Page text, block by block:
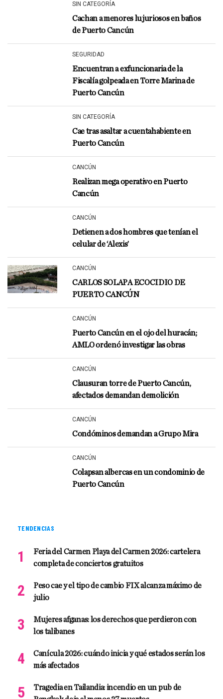
SIN CATEGORÍA
Cachan a menores lujuriosos en baños
de Puerto Cancún
SEGURIDAD
Encuentran a exfuncionaria de la
Fiscalía golpeada en Torre Marina de
Puerto Cancún
SIN CATEGORÍA
Cae tras asaltar a cuentahabiente en
Puerto Cancún
CANCÚN
Realizan mega operativo en Puerto
Cancún
CANCÚN
Detienen a dos hombres que tenían el
celular de ‘Alexis’
CANCÚN
CARLOS SOLAPA ECOCIDIO DE
PUERTO CANCÚN
CANCÚN
Puerto Cancún en el ojo del huracán;
AMLO ordenó investigar las obras
CANCÚN
Clausuran torre de Puerto Cancún,
afectados demandan demolición
CANCÚN
Condóminos demandan a Grupo Mira
CANCÚN
Colapsan albercas en un condominio de
Puerto Cancún
TENDENCIAS
Feria del Carmen Playa del Carmen 2026: cartelera
completa de conciertos gratuitos
Peso cae y el tipo de cambio FIX alcanza máximo de
julio
Mujeres afganas: los derechos que perdieron con
los talibanes
Canícula 2026: cuándo inicia y qué estados serán los
más afectados
Tragedia en Tailandia: incendio en un pub de